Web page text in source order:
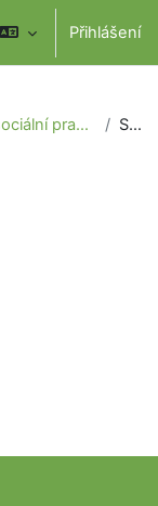
Přihlášení
Právo pro sociální pracovníky I. (2023) Souhrn